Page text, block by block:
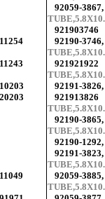
92059-
921903746
92190-
921921922
92191-
921913826
92190-
92190-
92191-
92059-